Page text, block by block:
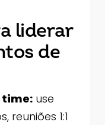
liderar
de
time: use
reuniões 1:1